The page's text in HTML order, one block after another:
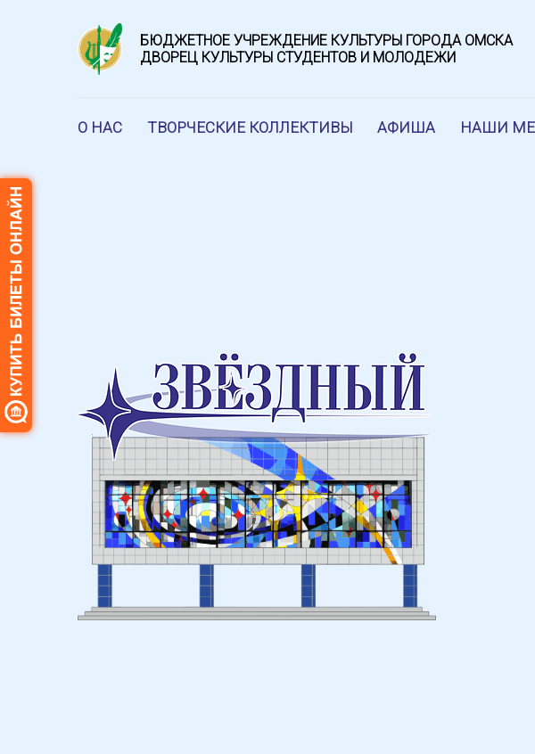
БЮДЖЕТНОЕ УЧРЕЖДЕНИЕ КУЛЬТУРЫ ГОРОДА ОМСКА
ДВОРЕЦ КУЛЬТУРЫ СТУДЕНТОВ И МОЛОДЕЖИ
О НАС ТВОРЧЕСКИЕ КОЛЛЕКТИВЫ АФИША НАШИ